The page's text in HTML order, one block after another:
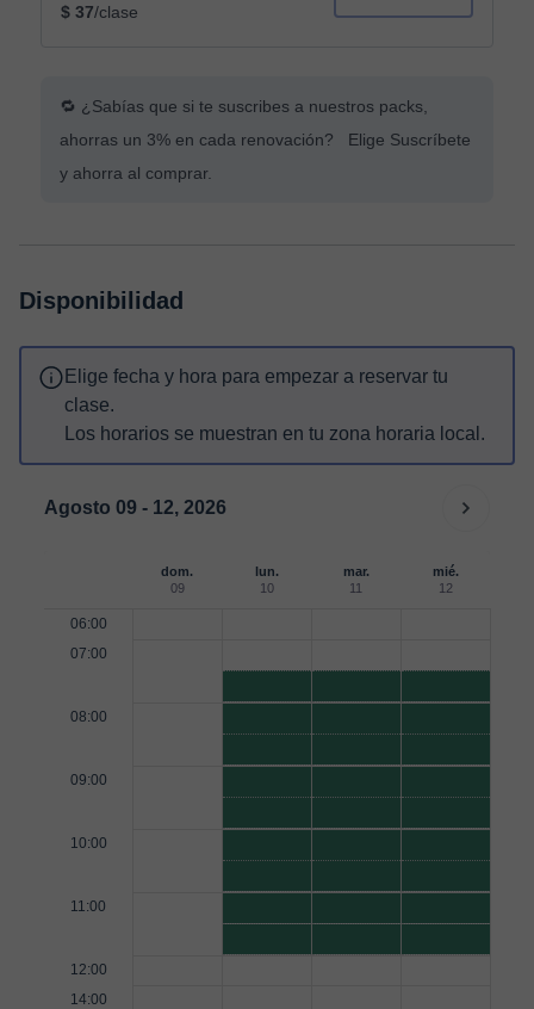
$ 37/clase
🔁 ¿Sabías que si te suscribes a nuestros packs,
ahorras un 3% en cada renovación? Elige Suscríbete
y ahorra al comprar.
Disponibilidad
Elige fecha y hora para empezar a reservar tu
clase.
Los horarios se muestran en tu zona horaria local.
Agosto 09 - 12, 2026
dom.
09
lun.
10
mar.
11
mié.
12
06:00
07:00
08:00
09:00
10:00
11:00
12:00
14:00